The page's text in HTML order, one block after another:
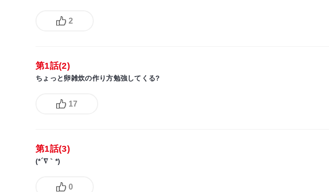
2
第1話(2)
ちょっと卵雑炊の作り方勉強してくる?
17
第1話(3)
(*´∇｀*)
0